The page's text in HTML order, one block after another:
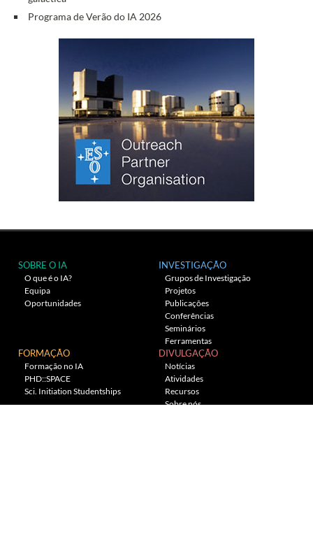
Programa de Verão do IA 2026
SOBRE O IA
O que é o IA?
Equipa
Oportunidades
INVESTIGAÇÃO
Grupos de Investigação
Projetos
Publicações
Conferências
Seminários
Ferramentas
FORMAÇÃO
Formação no IA
PHD::SPACE
Sci. Initiation Studentships
DIVULGAÇÃO
Notícias
Atividades
Recursos
Sobre nós